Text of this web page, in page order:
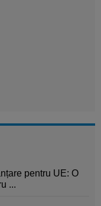
pentru UE: O
...